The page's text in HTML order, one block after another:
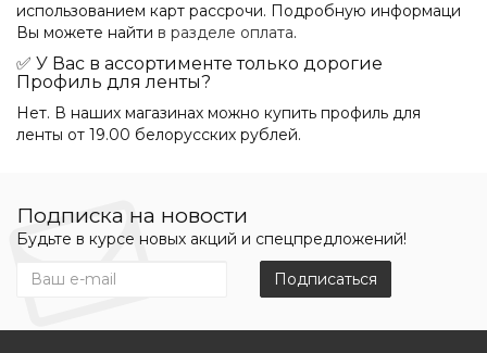
использованием карт рассрочи. Подробную информаци
Вы можете найти в разделе оплата.
✅ У Вас в ассортименте только дорогие
Профиль для ленты?
Нет. В наших магазинах можно купить профиль для
ленты от 19.00 белорусских рублей.
Подписка на новости
Будьте в курсе новых акций и спецпредложений!
Подписаться